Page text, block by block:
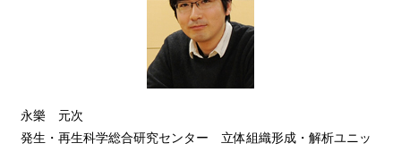
永樂 元次
発生・再生科学総合研究センター 立体組織形成・解析ユニッ